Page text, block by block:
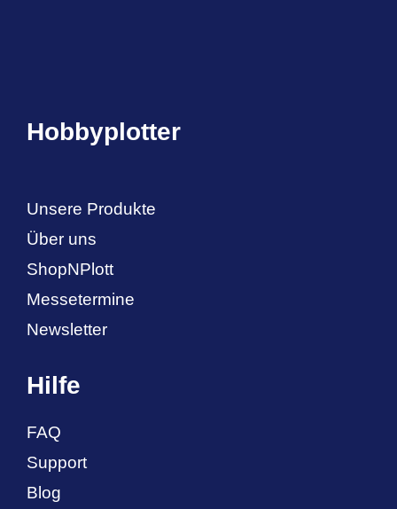
Hobbyplotter
Unsere Produkte
Über uns
ShopNPlott
Messetermine
Newsletter
Hilfe
FAQ
Support
Blog